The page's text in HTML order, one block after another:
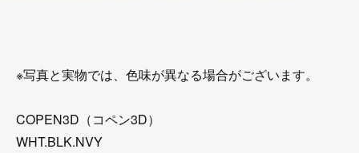
※写真と実物では、色味が異なる場合がございます。
COPEN3D（コペン3D）
WHT.BLK.NVY